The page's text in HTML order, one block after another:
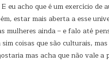
eu acho que é um exercício
estar mais aberta a esse
mulheres ainda – e falo até
coisas que são culturais,
mas acha que não vale